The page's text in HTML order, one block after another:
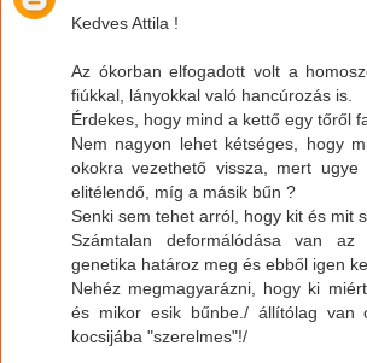
Kedves Attila !
Az ókorban elfogadott volt a
fiúkkal, lányokkal való hancúrozás is.
Érdekes, hogy mind a kettő egy tőről
Nem nagyon lehet kétséges, hogy
okokra vezethető vissza, mert
elitélendő, míg a másik bűn ?
Senki sem tehet arról, hogy kit és mit
Számtalan deformálódása van
genetika határoz meg és ebből igen
Nehéz megmagyarázni, hogy ki
és mikor esik bűnbe./ állítólag van
kocsijába "szerelmes"!/